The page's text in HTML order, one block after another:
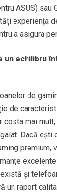
ASUS) sau
experiența
a asigura
un echilibru
de
de
costa mai
Dacă
premium,
și
un raport